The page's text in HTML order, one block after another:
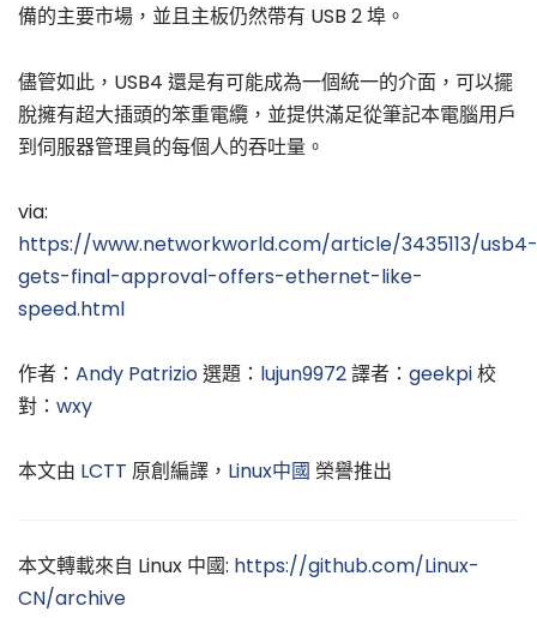
備的主要市場，並且主板仍然帶有 USB 2 埠。
儘管如此，USB4 還是有可能成為一個統一的介面，可以擺
脫擁有超大插頭的笨重電纜，並提供滿足從筆記本電腦用戶
到伺服器管理員的每個人的吞吐量。
via:
https://www.networkworld.com/article/3435113/usb4-
gets-final-approval-offers-ethernet-like-
speed.html
作者： Andy Patrizio選題： lujun9972譯者： geekpi校
對： wxy
本文由 LCTT 原創編譯， Linux中國 榮譽推出
本文轉載來自 Linux 中國: https://github.com/Linux-
CN/archive